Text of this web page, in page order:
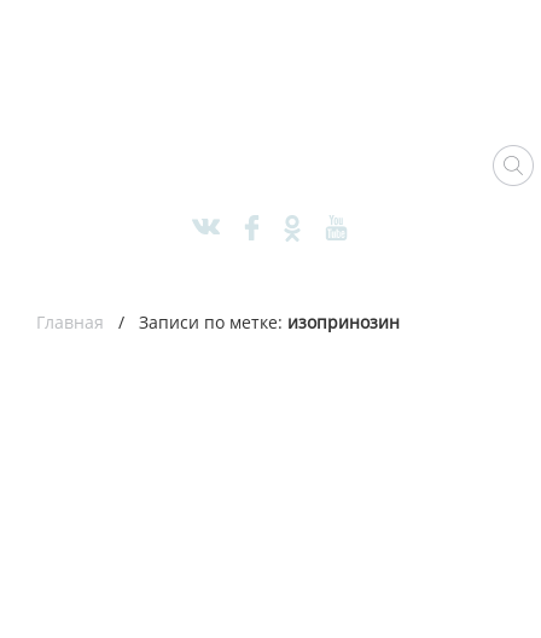
Главная / Записи по метке: изопринозин